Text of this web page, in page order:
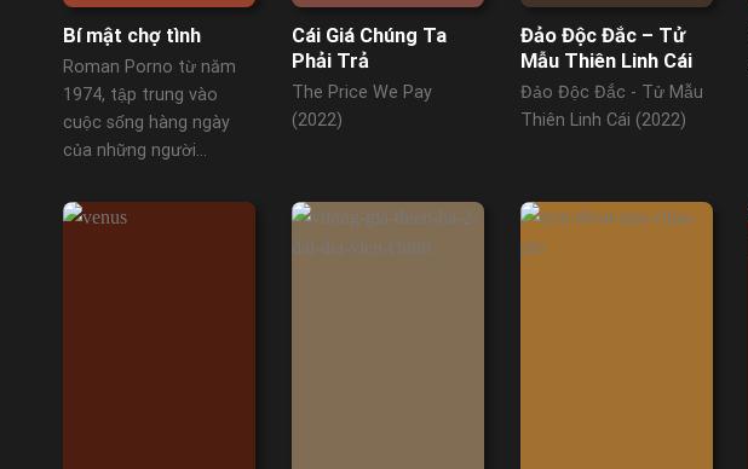
Bí mật chợ tình
Roman Porno từ năm
1974, tập trung vào
cuộc sống hàng ngày
của những người...
Cái Giá Chúng Ta
Phải Trả
The Price We Pay
(2022)
Đảo Độc Đắc – Tử
Mẫu Thiên Linh Cái
Đảo Độc Đắc - Tử Mẫu
Thiên Linh Cái (2022)